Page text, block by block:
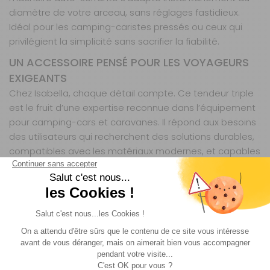
diamètre de votre arceau, sans réglages fastidieux.
Idéal pour les camping-caristes pressés ou ceux qui
privilégient la simplicité sans sacrifier la fiabilité.
UN ACCESSOIRE PENSÉ POUR LES VOYAGEURS
EXIGEANTS
Chez Isabella, chaque détail compte. Ce tendeur triple
est le fruit d’une expertise reconnue dans l’équipement
pour camping-cars et caravanes. Il répond aux besoins
des utilisateurs qui recherchent des solutions durables,
compatibles avec les matériaux modernes, et capables
de résister aux conditions les plus exigeantes. Un choix
judicieux pour ceux qui ne transigent pas avec la qualité,
que ce soit pour un week-end ou un tour d’Europe.
Isabella, marque danoise fondée en 1957, est une
référence incontournable pour les auvents et
accessoires dédiés aux camping-cars et caravanes.
Réputée pour son innovation et sa robustesse, la